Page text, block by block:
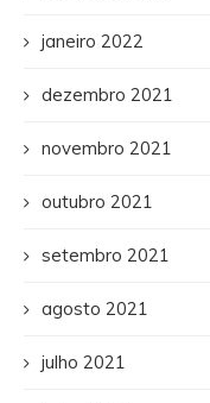
janeiro 2022
dezembro 2021
novembro 2021
outubro 2021
setembro 2021
agosto 2021
julho 2021